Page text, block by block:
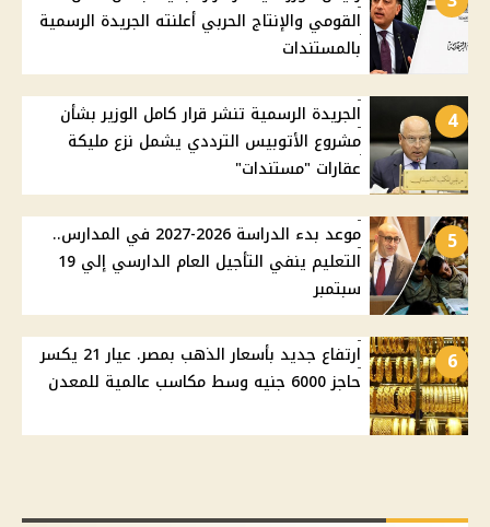
القومي والإنتاج الحربي أعلنته الجريدة الرسمية
بالمستندات
4
الجريدة الرسمية تنشر قرار كامل الوزير بشأن
مشروع الأتوبيس الترددي يشمل نزع مليكة
عقارات "مستندات"
5
موعد بدء الدراسة 2026-2027 في المدارس..
التعليم ينفي التأجيل العام الدارسي إلي 19
سبتمبر
6
ارتفاع جديد بأسعار الذهب بمصر. عيار 21 يكسر
حاجز 6000 جنيه وسط مكاسب عالمية للمعدن